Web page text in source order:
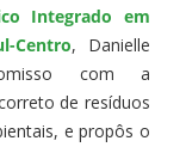
Integrado em
Centro, Danielle
com a
de resíduos
e propôs o